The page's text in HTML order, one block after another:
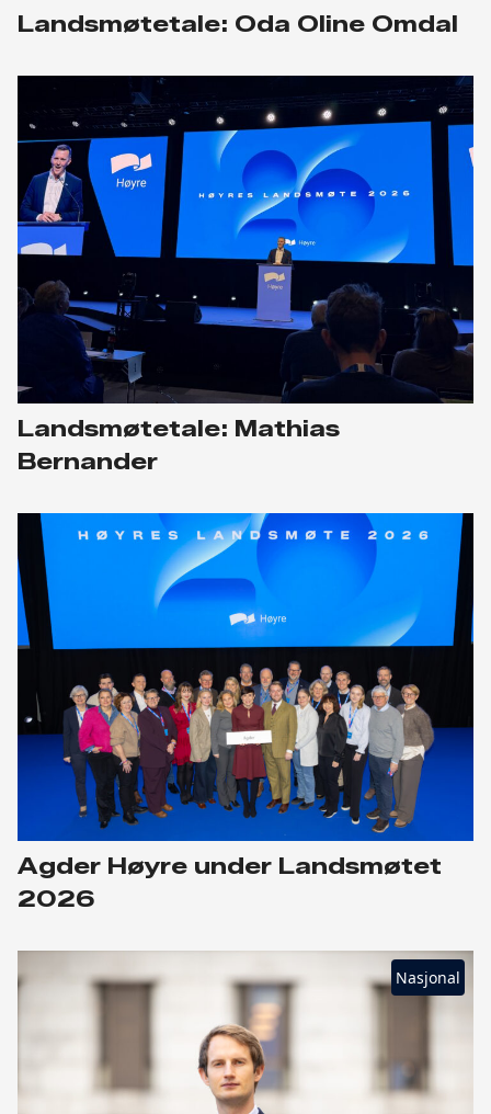
Landsmøtetale: Oda Oline Omdal
Landsmøtetale: Mathias
Bernander
Agder Høyre under Landsmøtet
2026
Nasjonal